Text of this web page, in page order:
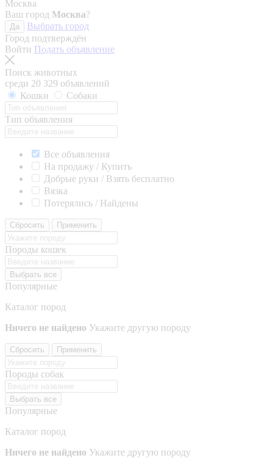
Москва
Ваш город Москва?
Да
Выбрать город
Город подтверждён
Войти Подать объявление
Поиск животных
среди 20 329 объявлений
Кошки
Собаки
Тип объявления
Все объявления
На продажу / Купить
Добрые руки / Взять бесплатно
Вязка
Потерялись / Найдены
Сбросить Применить
Породы кошек
Выбрать все
Популярные
Каталог пород
Ничего не найдено Укажите другую породу
Сбросить Применить
Породы собак
Выбрать все
Популярные
Каталог пород
Ничего не найдено Укажите другую породу